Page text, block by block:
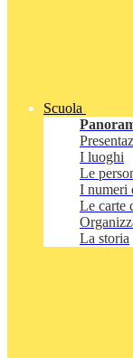
Scuola
I luoghi
Le
I numeri
Le carte
La storia